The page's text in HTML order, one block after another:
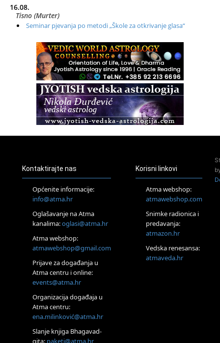
16.08.
Tisno (Murter)
Seminar pjevanja po metodi „Škole za otkrivanje glasa“
Radionica: Pomagači iz drugih dimenzija Online – otvoreno za
Zagreb+Online
Osnovni ThetaHealing® tečaj, Zagreb i Online
Access BARS®, otpusti stres
23.08.
24.08.
Pjesma srca / Zagreb
Online
Online
Postanite Nositelj Vibracije Nove Zemlje
Alemka Dauskardt – Jednodnevna radionica sistemskih
konstelacija
Zagreb
HOD PO ŽERAVICI – Seminar koji mijenja tijelo, duh i um
SoulFest – Festival glazbe, mudrosti i zajedništva
Zagreb
Kontaktirajte nas
Općenite informacije:
info@atma.hr
Oglašavanje na Atma
kanalima:oglasi@atma.hr
Atma webshop:
atmawebshop@gmail.com
Prijave za događanja u
Atma centru i online:
events@atma.hr
Organizacija događaja u
Atma centru:
ena.milinković@atma.hr
Slanje knjiga Bhagavad-
gita: paketi@atma.hr
Korisni linkovi
Atma webshop:
atmawebshop.com
Snimke radionica i
predavanja:
atmazon.hr
Vedska renesansa:
atmaveda.hr